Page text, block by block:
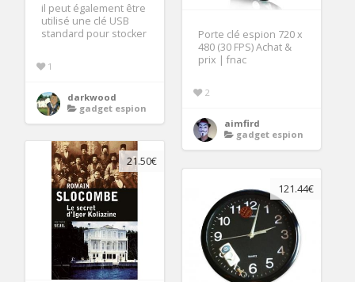
il peut également être
utilisé une clé USB
standard pour stocker
1
darkwood
gadget espion
Porte clé espion 720 x
480 (30 FPS) Achat &
prix | fnac
2
aimfird
gadget espion
21.50€
121.44€